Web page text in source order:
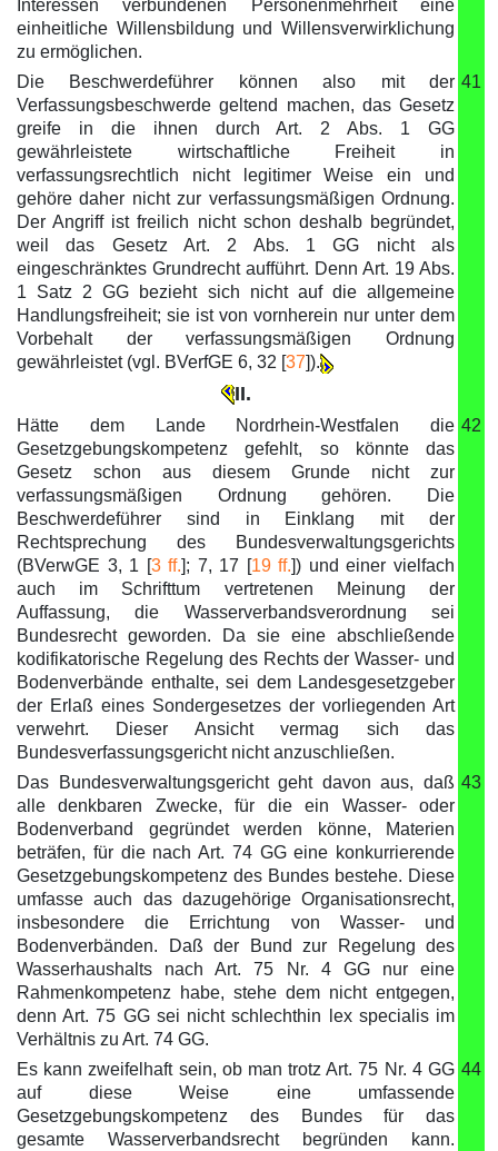
Interessen verbundenen Personenmehrheit eine
einheitliche Willensbildung und Willensverwirklichung
zu ermöglichen.
Die Beschwerdeführer können also mit der
Verfassungsbeschwerde geltend machen, das Gesetz
greife in die ihnen durch Art. 2 Abs. 1 GG
gewährleistete wirtschaftliche Freiheit in
verfassungsrechtlich nicht legitimer Weise ein und
gehöre daher nicht zur verfassungsmäßigen Ordnung.
Der Angriff ist freilich nicht schon deshalb begründet,
weil das Gesetz Art. 2 Abs. 1 GG nicht als
eingeschränktes Grundrecht aufführt. Denn Art. 19 Abs.
1 Satz 2 GG bezieht sich nicht auf die allgemeine
Handlungsfreiheit; sie ist von vornherein nur unter dem
Vorbehalt der verfassungsmäßigen Ordnung
gewährleistet (vgl. BVerfGE 6, 32 [37]).
41
II.
Hätte dem Lande Nordrhein-Westfalen die
Gesetzgebungskompetenz gefehlt, so könnte das
Gesetz schon aus diesem Grunde nicht zur
verfassungsmäßigen Ordnung gehören. Die
Beschwerdeführer sind in Einklang mit der
Rechtsprechung des Bundesverwaltungsgerichts
(BVerwGE 3, 1 [3 ff.]; 7, 17 [19 ff.]) und einer vielfach
auch im Schrifttum vertretenen Meinung der
Auffassung, die Wasserverbandsverordnung sei
Bundesrecht geworden. Da sie eine abschließende
kodifikatorische Regelung des Rechts der Wasser- und
Bodenverbände enthalte, sei dem Landesgesetzgeber
der Erlaß eines Sondergesetzes der vorliegenden Art
verwehrt. Dieser Ansicht vermag sich das
Bundesverfassungsgericht nicht anzuschließen.
42
Das Bundesverwaltungsgericht geht davon aus, daß
alle denkbaren Zwecke, für die ein Wasser- oder
Bodenverband gegründet werden könne, Materien
beträfen, für die nach Art. 74 GG eine konkurrierende
Gesetzgebungskompetenz des Bundes bestehe. Diese
umfasse auch das dazugehörige Organisationsrecht,
insbesondere die Errichtung von Wasser- und
Bodenverbänden. Daß der Bund zur Regelung des
Wasserhaushalts nach Art. 75 Nr. 4 GG nur eine
Rahmenkompetenz habe, stehe dem nicht entgegen,
denn Art. 75 GG sei nicht schlechthin lex specialis im
Verhältnis zu Art. 74 GG.
43
Es kann zweifelhaft sein, ob man trotz Art. 75 Nr. 4 GG
auf diese Weise eine umfassende
Gesetzgebungskompetenz des Bundes für das
gesamte Wasserverbandsrecht begründen kann.
44